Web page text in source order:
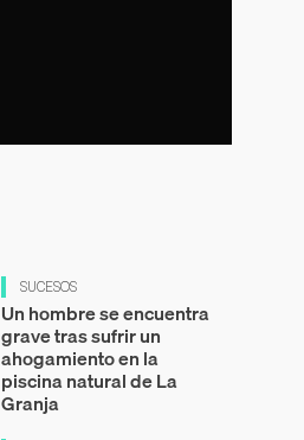
SUCESOS
Un hombre se encuentra
grave tras sufrir un
ahogamiento en la
piscina natural de La
Granja